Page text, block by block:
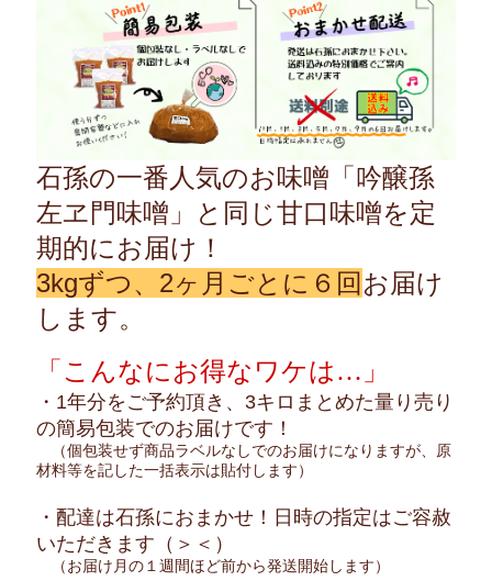
石孫の一番人気のお味噌「吟醸孫
左ヱ門味噌」と同じ甘口味噌を定
期的にお届け！
3kgずつ、2ヶ月ごとに６回お届け
します。
「こんなにお得なワケは…」
・1年分をご予約頂き、3キロまとめた量り売り
の簡易包装でのお届けです！
（個包装せず商品ラベルなしでのお届けになりますが、原
材料等を記した一括表示は貼付します）
・配達は石孫におまかせ！日時の指定はご容赦
いただきます（＞＜）
（お届け月の１週間ほど前から発送開始します）